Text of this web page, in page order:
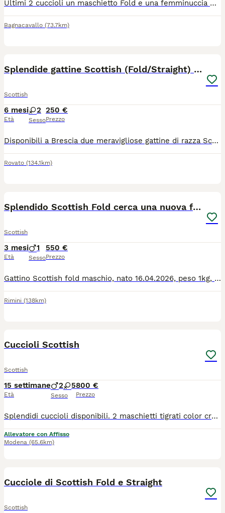
Ultimi 2 cuccioli un maschietto Fold e una femminuccia Straight già svezzati abituati sia alla lettiera sia al tiragraffi si consegnano con libretto sanitario, 2 vaccinazioni e 2 sverminature più certificato di buona salute. Mamma Highland Fold, Papà Brithish Shorthair di nostra proprietà visibili e testati Fiv Felv e Pdk. Micetti dolci ed affettuosi adatti per una vita casalinga
Bagnacavallo (73.7km)
Splendide gattine Scottish (Fold/Straight) 6 mesi
Scottish
6 mesi
Età
2
Sesso
250 €
Prezzo
Disponibili a Brescia due meravigliose gattine di razza Scottish di 6 месяцев (una Scottish Fold dalle adorabili orecchie piegate e una Scottish Straight). Sono cresciute in casa, circondate da affetto, e hanno un carattere straordinario: sono incredibilmente dolci, amano le coccole, giocherellone ma allo stesso tempo molto educate e tranquille. Abbituate perfettamente all'uso della lettiera e del tiragraffi.
Rovato (134.1km)
Splendido Scottish Fold cerca una nuova famiglia
Scottish
3 mesi
Età
1
Sesso
550 €
Prezzo
Gattino Scottish fold maschio, nato 16.04.2026, peso 1kg, fatto 2 sverminazione e vaccino senza pedigree, ma è razza pura. Mamma e babbo sono scottish entrambi. Con grande cura cerco una nuova casa per il mio meraviglioso Scottish Fold maschio. È un gatto dolce, affettuoso e abituato alla vita in casa, ideale per chi desidera un compagno tranquillo e coccolone. Verrà affidato solo a persone serie e amanti degli animali, che possano garantirgli tanto affetto e le attenzioni che merita.
Rimini (138km)
Cuccioli Scottish
Scottish
15 settimane
Età
2 5
Sesso
800 €
Prezzo
Splendidi cuccioli disponibili. 2 maschietti tigrati color crema 2 femminucce grigie bicolo (una femmina con solo una macchietta sulla zampa) 2 femminucce tigrate 1 femminuccia tigrata bicolor (una macchia sulla fronte) Possibilità di consegna dopo le ferie Prezzo simbolico per mandare avanti l’annuncio, verrà tutto spiegato via chat Rispondo su whatsapp al numero 3485174507
Allevatore con Affisso
Modena (65.6km)
Cucciole di Scottish Fold e Straight
Scottish